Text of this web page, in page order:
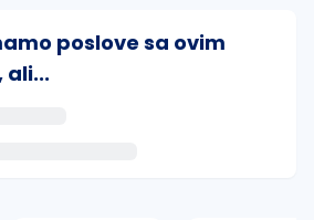
poslove sa ovim